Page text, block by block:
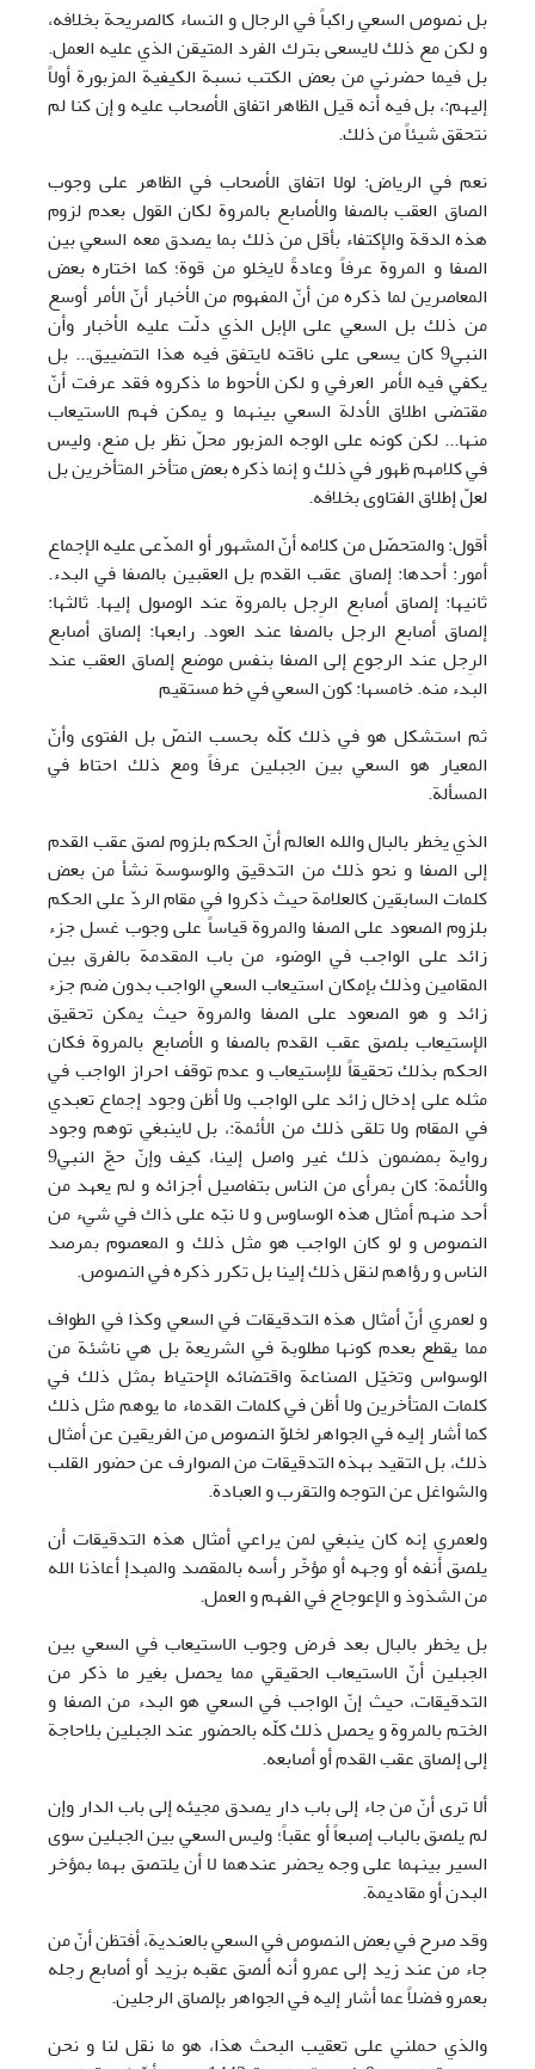
بل نصوص السعي راكباً في الرجال و النساء كالصريحة بخلافه،
و لكن مع ذلك لايسعی بترك الفرد المتيقن الذي عليه العمل.
بل فيما حضرني من بعض الكتب نسبة الكيفية المزبورة أولاً
إليهم:، بل فيه أنه قيل الظاهر اتفاق الأصحاب عليه و إن کنا لم
نتحقق شيئاً من ذلك.
نعم في الرياض: لولا اتفاق الأصحاب في الظاهر علی وجوب
الصاق العقب بالصفا والأصابع بالمروة لكان القول بعدم لزوم
هذه الدقة والإكتفاء بأقل من ذلك بما يصدق معه السعي بين
الصفا و المروة عرفاً وعادةً لايخلو من قوة؛ کما اختاره بعض
المعاصرين لما ذكره من أنّ المفهوم من الأخبار أنّ الأمر أوسع
من ذلك بل السعي علی الإبل الذي دلّت عليه الأخبار وأن
النبي9 كان يسعی علی ناقته لايتفق فيه هذا التضييق... بل
يكفي فيه الأمر العرفي و لكن الأحوط ما ذكروه فقد عرفت أنّ
مقتضی اطلاق الأدلة السعي بينهما و يمكن فهم الاستيعاب
منها... لكن كونه علی الوجه المزبور محلّ نظر بل منع، وليس
في كلامهم ظهور في ذلك و إنما ذكره بعض متأخر المتأخرين بل
لعلّ إطلاق الفتاوی بخلافه.
أقول: والمتحصّل من كلامه أنّ المشهور أو المدّعی عليه الإجماع
أمور: أحدها: إلصاق عقب القدم بل العقبين بالصفا في البدء.
ثانيها: إلصاق أصابع الرِجل بالمروة عند الوصول إليها. ثالثها:
إلصاق أصابع الرجل بالصفا عند العود. رابعها: إلصاق أصابع
الرِجل عند الرجوع إلی الصفا بنفس موضع إلصاق العقب عند
البدء منه. خامسها: كون السعي في خط مستقيم
ثم استشكل هو في ذلك كلّه بحسب النصّ بل الفتوی وأنّ
المعيار هو السعي بين الجبلين عرفاً ومع ذلك احتاط في
المسألة.
الذي يخطر بالبال والله العالم أنّ الحكم بلزوم لصق عقب القدم
إلی الصفا و نحو ذلك من التدقيق والوسوسة نشأ من بعض
كلمات السابقين كالعلامة حيث ذكروا في مقام الردّ علی الحكم
بلزوم الصعود علی الصفا والمروة قياساً علی وجوب غسل جزء
زائد علی الواجب في الوضوء من باب المقدمة بالفرق بين
المقامين وذلك بإمكان استيعاب السعي الواجب بدون ضم جزء
زائد و هو الصعود علی الصفا والمروة حيث يمكن تحقيق
الإستيعاب بلصق عقب القدم بالصفا و الأصابع بالمروة فكان
الحكم بذلك تحقيقاً للإستيعاب و عدم توقف احراز الواجب في
مثله علی إدخال زائد علی الواجب ولا أظن وجود إجماع تعبدي
في المقام ولا تلقی ذلك من الأئمة:، بل لاينبغي توهم وجود
رواية بمضمون ذلك غير واصل إلينا، كيف وإنّ حجّ النبي9
والأئمة: كان بمرأی من الناس بتفاصيل أجزائه و لم يعهد من
أحد منهم أمثال هذه الوساوس و لا نبّه علی ذاك في شيء من
النصوص و لو كان الواجب هو مثل ذلك و المعصوم بمرصد
الناس و رؤاهم لنقل ذلك إلينا بل تكرر ذكره في النصوص.
و لعمري أنّ أمثال هذه التدقيقات في السعي وكذا في الطواف
مما يقطع بعدم كونها مطلوبة في الشريعة بل هي ناشئة من
الوسواس وتخيّل الصناعة واقتضائه الإحتياط بمثل ذلك في
كلمات المتأخرين ولا أظن في كلمات القدماء ما يوهم مثل ذلك
كما أشار إليه في الجواهر لخلوّ النصوص من الفريقين عن أمثال
ذلك، بل التقيد بهذه التدقيقات من الصوارف عن حضور القلب
والشواغل عن التوجه والتقرب و العبادة.
ولعمري إنه كان ينبغي لمن يراعي أمثال هذه التدقيقات أن
يلصق أنفه أو وجهه أو مؤخّر رأسه بالمقصد والمبدإ أعاذنا الله
من الشذوذ و الإعوجاج في الفهم و العمل.
بل يخطر بالبال بعد فرض وجوب الاستيعاب في السعي بين
الجبلين أنّ الاستيعاب الحقيقي مما يحصل بغير ما ذكر من
التدقيقات، حيث إنّ الواجب في السعي هو البدء من الصفا و
الختم بالمروة و يحصل ذلك كلّه بالحضور عند الجبلين بلاحاجة
إلی إلصاق عقب القدم أو أصابعه.
ألا تری أنّ من جاء إلی باب دار يصدق مجيئه إلی باب الدار وإن
لم يلصق بالباب إصبعاً أو عقباً؛ وليس السعي بين الجبلين سوی
السير بينهما علی وجه يحضر عندهما لا أن يلتصق بهما بمؤخر
البدن أو مقاديمة.
وقد صرح في بعض النصوص في السعي بالعندية، أفتظن أنّ من
جاء من عند زيد إلی عمرو أنه ألصق عقبه بزيد أو أصابع رجله
بعمرو فضلاً عما أشار إليه في الجواهر بإلصاق الرجلين.
والذي حملني علی تعقيب البحث هذا، هو ما نقل لنا و نحن